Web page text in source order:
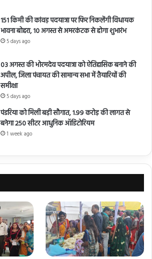
151 किमी की कांवड़ पदयात्रा पर फिर निकलेंगी विधायक
भावना बोहरा, 10 अगस्त से अमरकंटक से होगा शुभारंभ
5 days ago
03 अगस्त की भोरमदेव पदयात्रा को ऐतिहासिक बनाने की
अपील, जिला पंचायत की सामान्य सभा में तैयारियों की
समीक्षा
5 days ago
पंडरिया को मिली बड़ी सौगात, 1.99 करोड़ की लागत से
बनेगा 250 सीटर आधुनिक ऑडिटोरियम
1 week ago